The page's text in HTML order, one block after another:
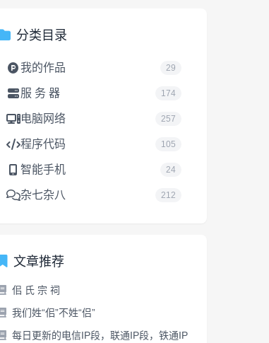
分类目录
我的作品 29
服 务 器 174
电脑网络 257
程序代码 105
智能手机 24
杂七杂八 212
文章推荐
佀 氏 宗 祠
我们姓“佀”不姓“侣”
每日更新的电信IP段，联通IP段，铁通IP